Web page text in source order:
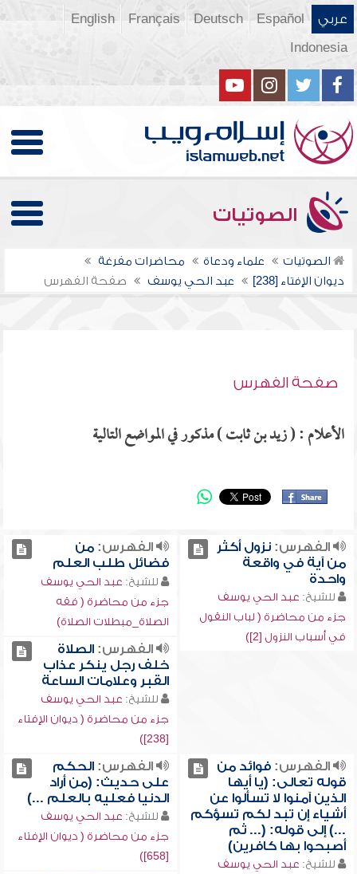
عربي Español
Deutsch
Français
English
Indonesia
الصوتيات
الصوتيات علماء ودعاة
محاضرات مفرغة
ديوان الإفتاء [238]
عبد الحي يوسف صفحة الفهرس
صفحة الفهرس
الأعلام : ( زيد بن ثابت ) مذكور في المواضع التالية
الفهرس:نزول أكثر
من آية في واقعة
واحدة
للشيخ: عبد الحي يوسف
جزء من محاضرة ( لباب النقول
في أسباب النزول [2])
الفهرس:من
فضائل طلب العلم
للشيخ: عبد الحي يوسف
جزء من محاضرة ( فقه
الصلاة_مبطلات الصلاة)
الفهرس:الصلاة
خلف رجل ينكر عذاب
القبر وعلامات الساعة
للشيخ: عبد الحي يوسف
جزء من محاضرة ( ديوان الإفتاء
[238])
الفهرس:فوائد من
قوله تعالى: (يا أيها
الذين آمنوا لا تسألوا عن
أشياء إن تبد لكم تسؤكم
...) إلى قوله: (... ثم
أصبحوا بها كافرين)
للشيخ: عبد الحي يوسف
الفهرس:الحكم
على حديث: (من أراد
الدنيا فعليه بالعلم ...)
للشيخ: عبد الحي يوسف
جزء من محاضرة ( ديوان الإفتاء
[658])